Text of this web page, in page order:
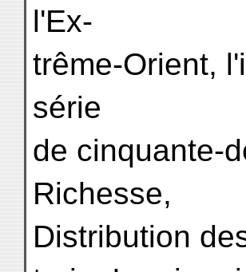
l'Ex-
trême-Orient,
série
de cinquante-
Richesse,
Distribution